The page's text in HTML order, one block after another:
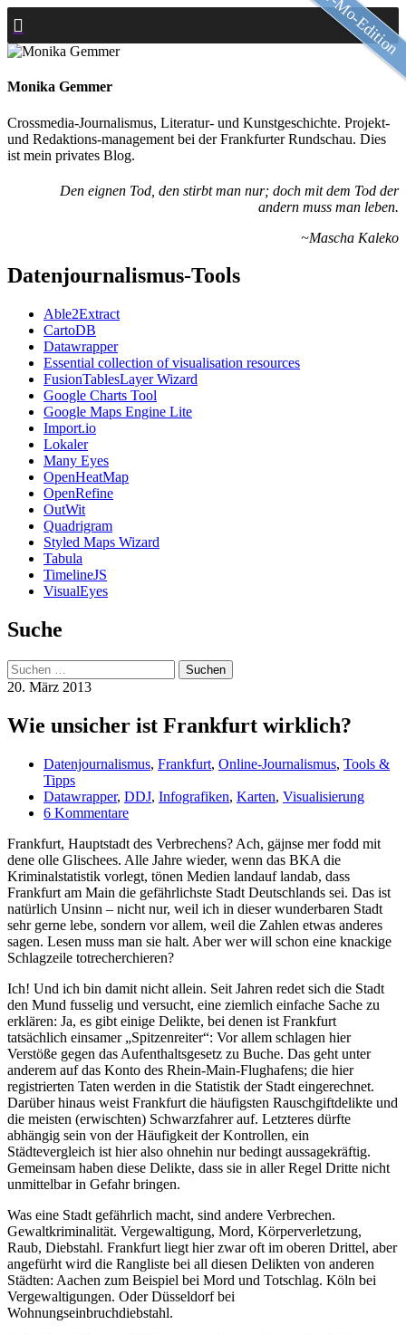
Zum
Inhalt
springen
Monika Gemmer
Crossmedia-Journalismus, Literatur- und Kunstgeschichte. Projekt-
und Redaktions-management bei der Frankfurter Rundschau. Dies
ist mein privates Blog.
Den eignen Tod, den stirbt man nur; doch mit dem Tod der
andern muss man leben.
~Mascha Kaleko
Datenjournalismus-Tools
Able2Extract
CartoDB
Datawrapper
Essential collection of visualisation resources
FusionTablesLayer Wizard
Google Charts Tool
Google Maps Engine Lite
Import.io
Lokaler
Many Eyes
OpenHeatMap
OpenRefine
OutWit
Quadrigram
Styled Maps Wizard
Tabula
TimelineJS
VisualEyes
Suche
Suchen
nach:
20. März 2013
Wie unsicher ist Frankfurt wirklich?
Datenjournalismus, Frankfurt, Online-Journalismus, Tools &
Tipps
Datawrapper, DDJ, Infografiken, Karten, Visualisierung
6 Kommentare
Frankfurt, Hauptstadt des Verbrechens? Ach, gäjnse mer fodd mit
dene olle Glischees. Alle Jahre wieder, wenn das BKA die
Kriminalstatistik vorlegt, tönen Medien landauf landab, dass
Frankfurt am Main die gefährlichste Stadt Deutschlands sei. Das ist
natürlich Unsinn – nicht nur, weil ich in dieser wunderbaren Stadt
sehr gerne lebe, sondern vor allem, weil die Zahlen etwas anderes
sagen. Lesen muss man sie halt. Aber wer will schon eine knackige
Schlagzeile totrecherchieren?
Ich! Und ich bin damit nicht allein. Seit Jahren redet sich die Stadt
den Mund fusselig und versucht, eine ziemlich einfache Sache zu
erklären: Ja, es gibt einige Delikte, bei denen ist Frankfurt
tatsächlich einsamer „Spitzenreiter“: Vor allem schlagen hier
Verstöße gegen das Aufenthaltsgesetz zu Buche. Das geht unter
anderem auf das Konto des Rhein-Main-Flughafens; die hier
registrierten Taten werden in die Statistik der Stadt eingerechnet.
Darüber hinaus weist Frankfurt die häufigsten Rauschgiftdelikte und
die meisten (erwischten) Schwarzfahrer auf. Letzteres dürfte
abhängig sein von der Häufigkeit der Kontrollen, ein
Städtevergleich ist hier also ohnehin nur bedingt aussagekräftig.
Gemeinsam haben diese Delikte, dass sie in aller Regel Dritte nicht
unmittelbar in Gefahr bringen.
Was eine Stadt gefährlich macht, sind andere Verbrechen.
Gewaltkriminalität. Vergewaltigung, Mord, Körperverletzung,
Raub, Diebstahl. Frankfurt liegt hier zwar oft im oberen Drittel, aber
angefürht wird die Rangliste bei all diesen Delikten von anderen
Städten: Aachen zum Beispiel bei Mord und Totschlag. Köln bei
Vergewaltigungen. Oder Düsseldorf bei
Wohnungseinbruchdiebstahl.